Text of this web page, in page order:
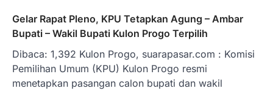
Gelar Rapat Pleno, KPU Tetapkan Agung – Ambar
Bupati – Wakil Bupati Kulon Progo Terpilih
Dibaca: 1,392 Kulon Progo, suarapasar.com : Komisi
Pemilihan Umum (KPU) Kulon Progo resmi
menetapkan pasangan calon bupati dan wakil